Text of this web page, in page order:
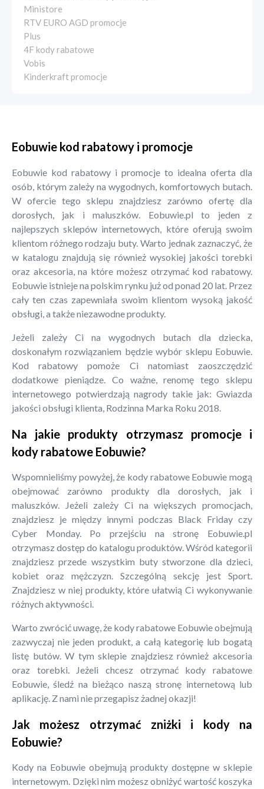
Ministore
RTV EURO AGD promocje
Plus
4F kody rabatowe
Vobis
Kinderkraft promocje
Eobuwie kod rabatowy i promocje
Eobuwie kod rabatowy i promocje to idealna oferta dla
osób, którym zależy na wygodnych, komfortowych butach.
W ofercie tego sklepu znajdziesz zarówno ofertę dla
dorosłych, jak i maluszków. Eobuwie.pl to jeden z
najlepszych sklepów internetowych, które oferują swoim
klientom różnego rodzaju buty. Warto jednak zaznaczyć, że
w katalogu znajdują się również wysokiej jakości torebki
oraz akcesoria, na które możesz otrzymać kod rabatowy.
Eobuwie istnieje na polskim rynku już od ponad 20 lat. Przez
cały ten czas zapewniała swoim klientom wysoką jakość
obsługi, a także niezawodne produkty.
Jeżeli zależy Ci na wygodnych butach dla dziecka,
doskonałym rozwiązaniem będzie wybór sklepu Eobuwie.
Kod rabatowy pomoże Ci natomiast zaoszczędzić
dodatkowe pieniądze. Co ważne, renomę tego sklepu
internetowego potwierdzają nagrody takie jak: Gwiazda
jakości obsługi klienta, Rodzinna Marka Roku 2018.
Na jakie produkty otrzymasz promocje i
kody rabatowe Eobuwie?
Wspomnieliśmy powyżej, że kody rabatowe Eobuwie mogą
obejmować zarówno produkty dla dorosłych, jak i
maluszków. Jeżeli zależy Ci na większych promocjach,
znajdziesz je między innymi podczas Black Friday czy
Cyber Monday. Po przejściu na stronę Eobuwie.pl
otrzymasz dostęp do katalogu produktów. Wśród kategorii
znajdziesz przede wszystkim buty stworzone dla dzieci,
kobiet oraz mężczyzn. Szczególną sekcję jest Sport.
Znajdziesz w niej produkty, które ułatwią Ci wykonywanie
różnych aktywności.
Warto zwrócić uwagę, że kody rabatowe Eobuwie obejmują
zazwyczaj nie jeden produkt, a całą kategorię lub bogatą
listę butów. W tym sklepie znajdziesz również akcesoria
oraz torebki. Jeżeli chcesz otrzymać kody rabatowe
Eobuwie, śledź na bieżąco naszą stronę internetową lub
aplikację. Z nami nie przegapisz żadnej okazji!
Jak możesz otrzymać zniżki i kody na
Eobuwie?
Kody na Eobuwie obejmują produkty dostępne w sklepie
internetowym. Dzięki nim możesz obniżyć wartość koszyka